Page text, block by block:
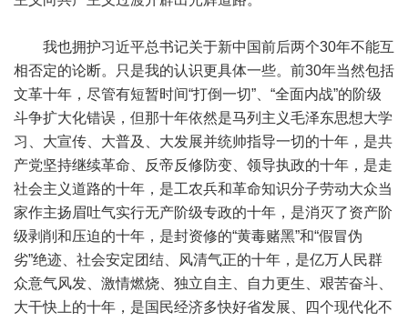
我也拥护习近平总书记关于新中国前后两个30年不能互
相否定的论断。只是我的认识更具体一些。前30年当然包括
文革十年，尽管有短暂时间“打倒一切”、“全面内战”的阶级
斗争扩大化错误，但那十年依然是马列主义毛泽东思想大学
习、大宣传、大普及、大发展并统帅指导一切的十年，是共
产党坚持继续革命、反帝反修防变、领导执政的十年，是走
社会主义道路的十年，是工农兵和革命知识分子劳动大众当
家作主扬眉吐气实行无产阶级专政的十年，是消灭了资产阶
级剥削和压迫的十年，是封资修的“黄毒赌黑”和“假冒伪
劣”绝迹、社会安定团结、风清气正的十年，是亿万人民群
众意气风发、激情燃烧、独立自主、自力更生、艰苦奋斗、
大干快上的十年，是国民经济多快好省发展、四个现代化不